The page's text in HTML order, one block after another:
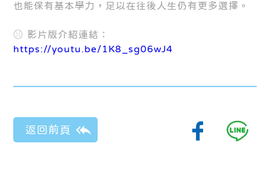
也能保有基本學力，足以在往後人生仍有更多選擇。
⚾︎ 影片版介紹連結：
https://youtu.be/1K8_sg06wJ4